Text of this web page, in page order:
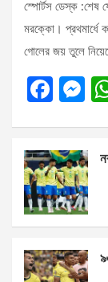
স্পোর্টস ডেস্ক :শেষ
মরক্কো। প্রথমার্ধে
গোলের জয় তুলে
F
b
o
o
k
M
n
g
er